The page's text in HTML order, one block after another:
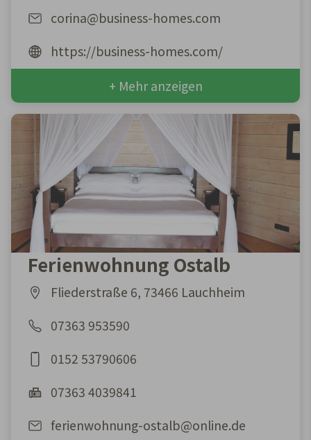
corina@business-homes.com
https://business-homes.com/
+ Mehr anzeigen
Ferienwohnung Ostalb
Fliederstraße 6, 73466 Lauchheim
07363 953590
0152 53790606
07363 4039841
ferienwohnung-ostalb@online.de